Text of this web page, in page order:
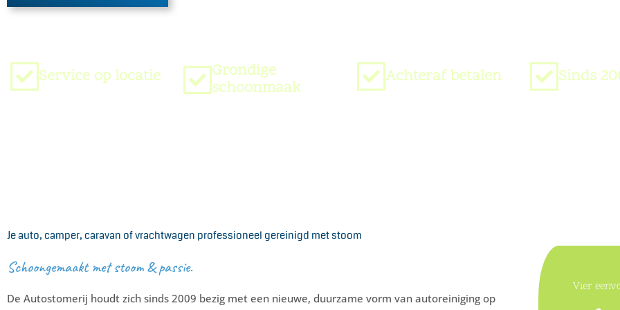
Service op locatie
Grondige
schoonmaak
Achteraf betalen Sinds
Je auto, camper, caravan of vrachtwagen professioneel gereinigd met stoom
Schoongemaakt met stoom & passie.
De Autostomerij houdt zich sinds 2009 bezig met een nieuwe, duurzame vorm van autoreiniging op
Vier